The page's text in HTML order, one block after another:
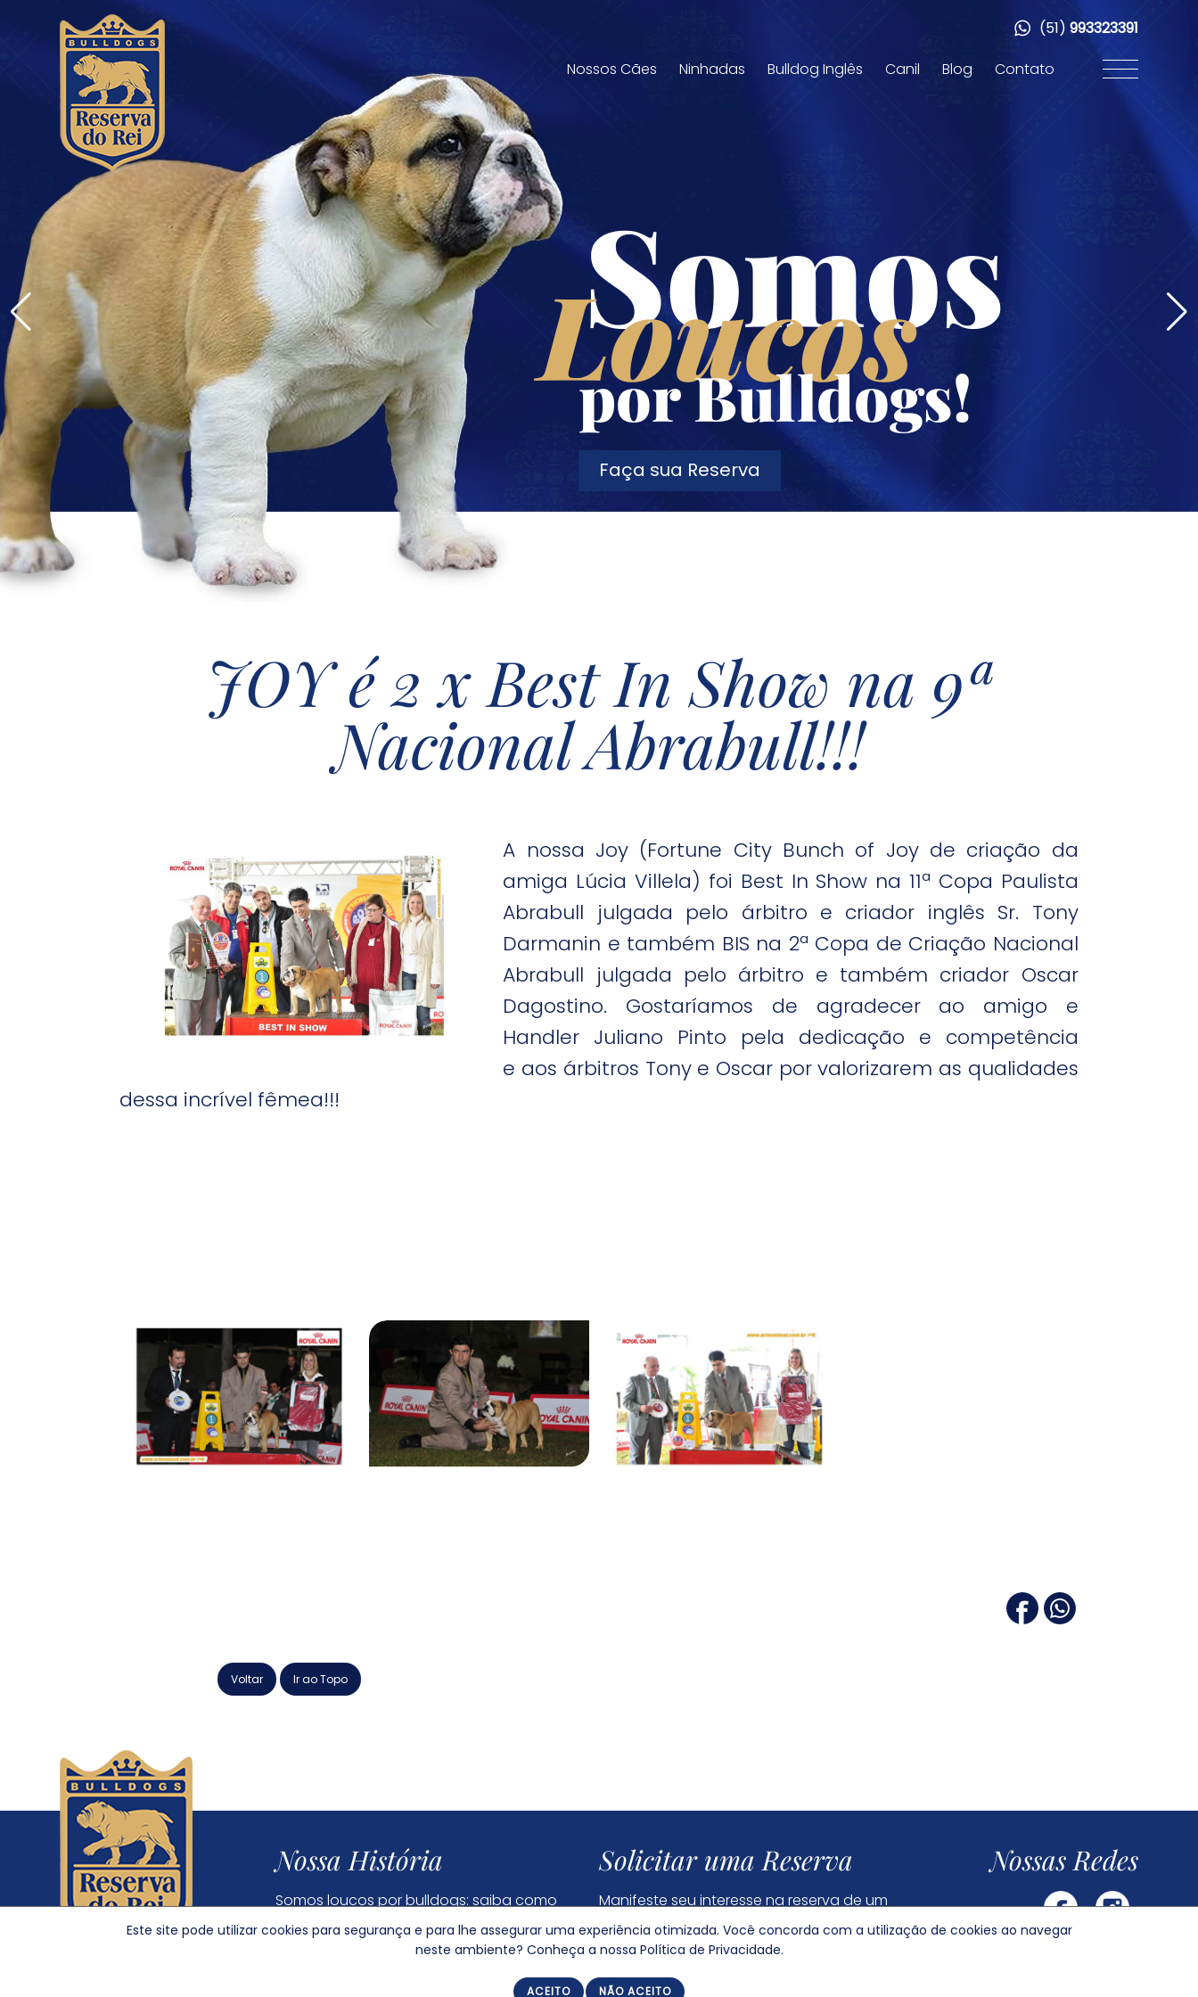
Somos
Loucos
por Bulldogs!
Faça sua Reserva
Nossos Cães Ninhadas Bulldog Inglês Canil Blog Contato
(51) 993323391
JOY é 2 x Best In Show na 9ª
Nacional Abrabull!!!
A nossa Joy (Fortune City Bunch of Joy de criação da
amiga Lúcia Villela) foi Best In Show na 11ª Copa Paulista
Abrabull julgada pelo árbitro e criador inglês Sr. Tony
Darmanin e também BIS na 2ª Copa de Criação Nacional
Abrabull julgada pelo árbitro e também criador Oscar
Dagostino. Gostaríamos de agradecer ao amigo e
Handler Juliano Pinto pela dedicação e competência
e aos árbitros Tony e Oscar por valorizarem as qualidades
dessa incrível fêmea!!!
Voltar Ir ao Topo
Nossa História
Somos loucos por bulldogs: saiba como
tudo começou
Solicitar uma Reserva
Manifeste seu interesse na reserva de um
filhote
Nossas Redes
Dúvidas Frequentes Política de Privacidade
Este site pode utilizar cookies para segurança e para lhe assegurar uma experiência otimizada. Você concorda com a utilização de cookies ao navegar
neste ambiente? Conheça a nossa Política de Privacidade.
ACEITO NÃO ACEITO